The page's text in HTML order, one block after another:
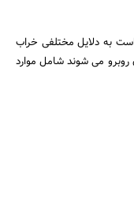
به دلایل مختلفی خراب
می شوند شامل موارد